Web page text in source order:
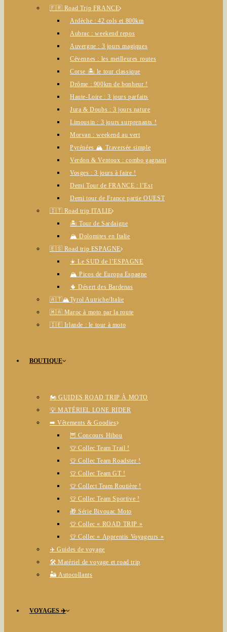
🇫🇷 Road Trip FRANCE
Ardèche : 42 cols et 800km
Aubrac : weekend repos
Auvergne : 3 jours magiques
Cévennes : les meilleures routes
Corse 🏝️ le tour classique
Drôme : 900km de bonheur !
Haute-Loire : 3 jours parfaits
Jura & Doubs : 3 jours nature
Limousin : 3 jours surprenants !
Morvan : weekend au vert
Pyrénées 🏔️ Traversée simple
Verdon & Ventoux : combo gagnant
Vosges : 3 jours à faire !
Demi Tour de FRANCE : l’Est
Demi tour de France partie OUEST
🇮🇹 Road trip ITALIE
🏝️ Tour de Sardaigne
🏔️ Dolomites en Italie
🇪🇸 Road trip ESPAGNE
☀️ Le SUD de l’ESPAGNE
🏔️ Picos de Europa Espagne
🌵 Désert des Bardenas
🇦🇹🏔️Tyrol Autriche/Italie
🇲🇦 Maroc à moto par la route
🇮🇪 Irlande : le tour à moto
BOUTIQUE
🏍️ GUIDES ROAD TRIP À MOTO
💡 MATÉRIEL LONE RIDER
➡️ Vêtements & Goodies
🦉 Concours Hibou
👕 Collec Team Trail !
👕 Collec Team Roadster !
👕 Collec Team GT !
👕 Collect Team Routière !
👕 Collec Team Sportive !
🎁 Série Bivouac Moto
👕 Collec « ROAD TRIP »
👕 Collec « Apprentis Voyageurs »
✈️ Guides de voyage
🛠️ Matériel de voyage et road trip
🏜️ Autocollants
VOYAGES ✈️